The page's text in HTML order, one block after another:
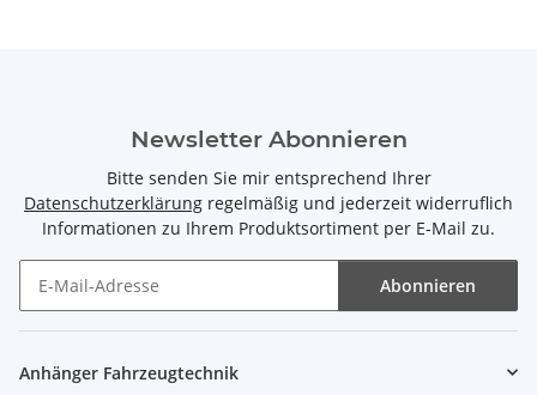
Newsletter Abonnieren
Bitte senden Sie mir entsprechend Ihrer
Datenschutzerklärung regelmäßig und jederzeit widerruflich
Informationen zu Ihrem Produktsortiment per E-Mail zu.
Abonnieren
Anhänger Fahrzeugtechnik